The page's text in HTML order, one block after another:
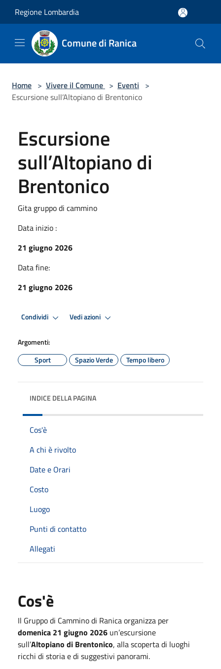
Regione Lombardia
Comune di Ranica
Home > Vivere il Comune > Eventi >
Escursione sull’Altopiano di Brentonico
Escursione
sull’Altopiano di
Brentonico
Gita gruppo di cammino
Data inizio :
21 giugno 2026
Data fine:
21 giugno 2026
Condividi Vedi azioni
Argomenti:
Sport
Spazio Verde Tempo libero
INDICE DELLA PAGINA
Cos'è
A chi è rivolto
Date e Orari
Costo
Luogo
Punti di contatto
Allegati
Cos'è
Il Gruppo di Cammino di Ranica organizza per
domenica 21 giugno 2026 un’escursione
sull’Altopiano di Brentonico, alla scoperta di luoghi
ricchi di storia e di suggestivi panorami.